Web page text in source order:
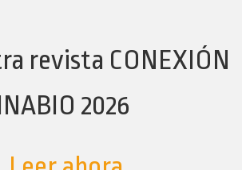
revista CONEXIÓN
2026